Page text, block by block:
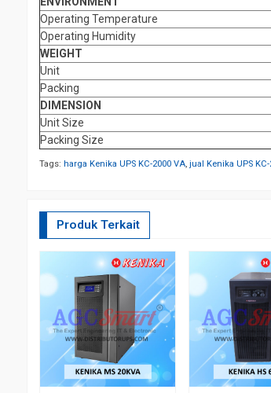
Operating Temperature
Operating Humidity
WEIGHT
Unit
Packing
DIMENSION
Unit Size
Packing Size
Tags: harga Kenika UPS KC-2000 VA,jual Kenika UPS
Produk Terkait